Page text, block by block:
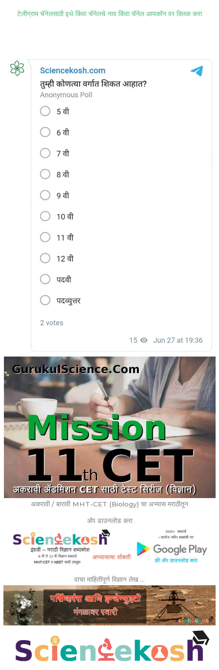
टेलीग्राम चॅनेलसाठी इथे किंवा चॅनेलचे नाव किंवा चॅनेल आयकॉन वर क्लिक करा
अकरावी / बारावी MHT-CET (Biology) चा अभ्यास मराठीतून
ॲप डाउनलोड करा
वाचा माहितीपूर्ण विज्ञान लेख …